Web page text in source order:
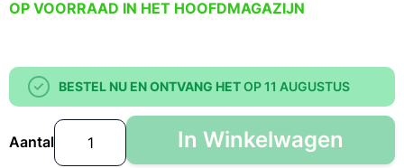
OP VOORRAAD IN HET HOOFDMAGAZIJN
BESTEL NU EN ONTVANG HETOP 11 AUGUSTUS
Aantal In Winkelwagen